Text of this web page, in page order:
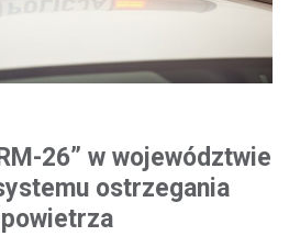
26” w województwie
ostrzegania